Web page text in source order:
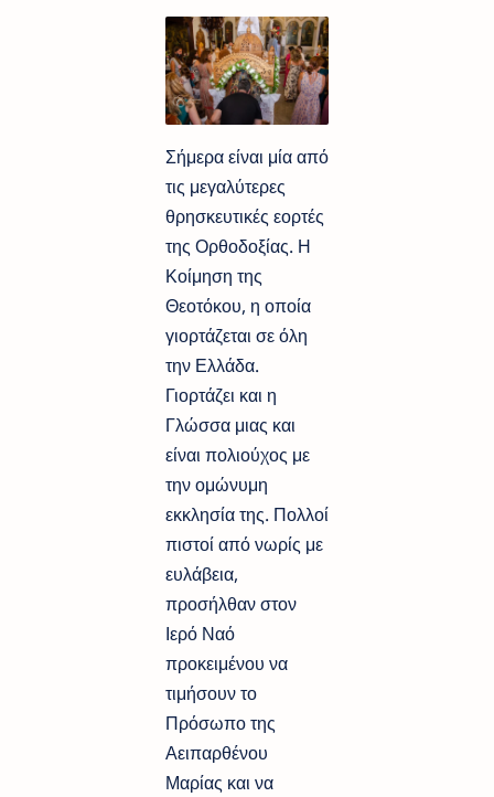
Σήμερα είναι μία από
τις μεγαλύτερες
θρησκευτικές εορτές
της Ορθοδοξίας. Η
Κοίμηση της
Θεοτόκου, η οποία
γιορτάζεται σε όλη
την Ελλάδα.
Γιορτάζει και η
Γλώσσα μιας και
είναι πολιούχος με
την ομώνυμη
εκκλησία της. Πολλοί
πιστοί από νωρίς με
ευλάβεια,
προσήλθαν στον
Ιερό Ναό
προκειμένου να
τιμήσουν το
Πρόσωπο της
Αειπαρθένου
Μαρίας και να